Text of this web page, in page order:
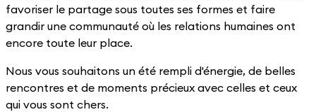
favoriser le partage sous toutes ses formes et faire
grandir une communauté où les relations humaines ont
encore toute leur place.
Nous vous souhaitons un été rempli d'énergie, de belles
rencontres et de moments précieux avec celles et ceux
qui vous sont chers.